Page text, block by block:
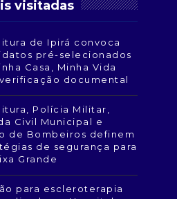
visitadas
de Ipirá convoca
pré-selecionados
Casa, Minha Vida
documental
Polícia Militar,
Civil Municipal e
de Bombeiros definem
de segurança para
Grande
para escleroterapia